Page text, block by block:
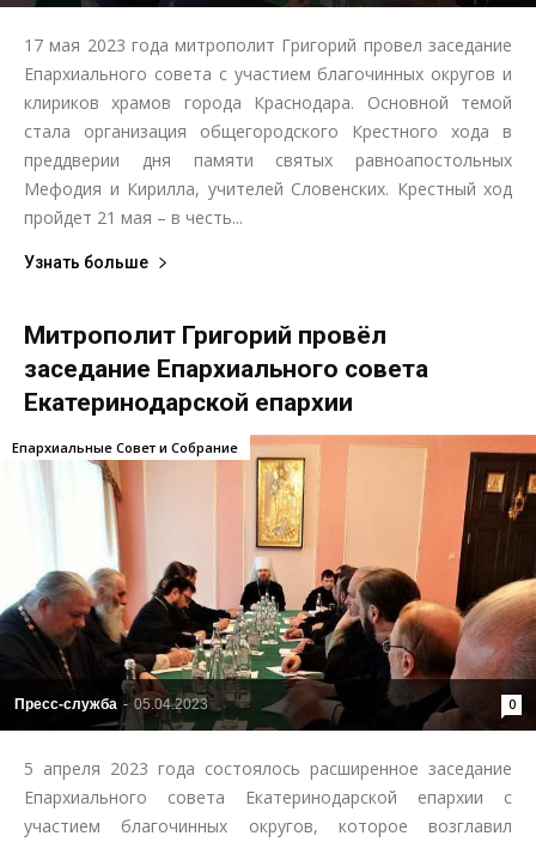
17 мая 2023 года митрополит Григорий провел заседание
Епархиального совета с участием благочинных округов и
клириков храмов города Краснодара. Основной темой
стала организация общегородского Крестного хода в
преддверии дня памяти святых равноапостольных
Мефодия и Кирилла, учителей Словенских. Крестный ход
пройдет 21 мая – в честь...
Узнать больше
Митрополит Григорий провёл
заседание Епархиального совета
Екатеринодарской епархии
Пресс-служба - 05.04.2023 0
Епархиальные Совет и Собрание
5 апреля 2023 года состоялось расширенное заседание
Епархиального совета Екатеринодарской епархии с
участием благочинных округов, которое возглавил